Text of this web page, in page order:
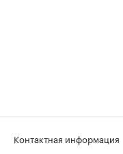
Контактная информация